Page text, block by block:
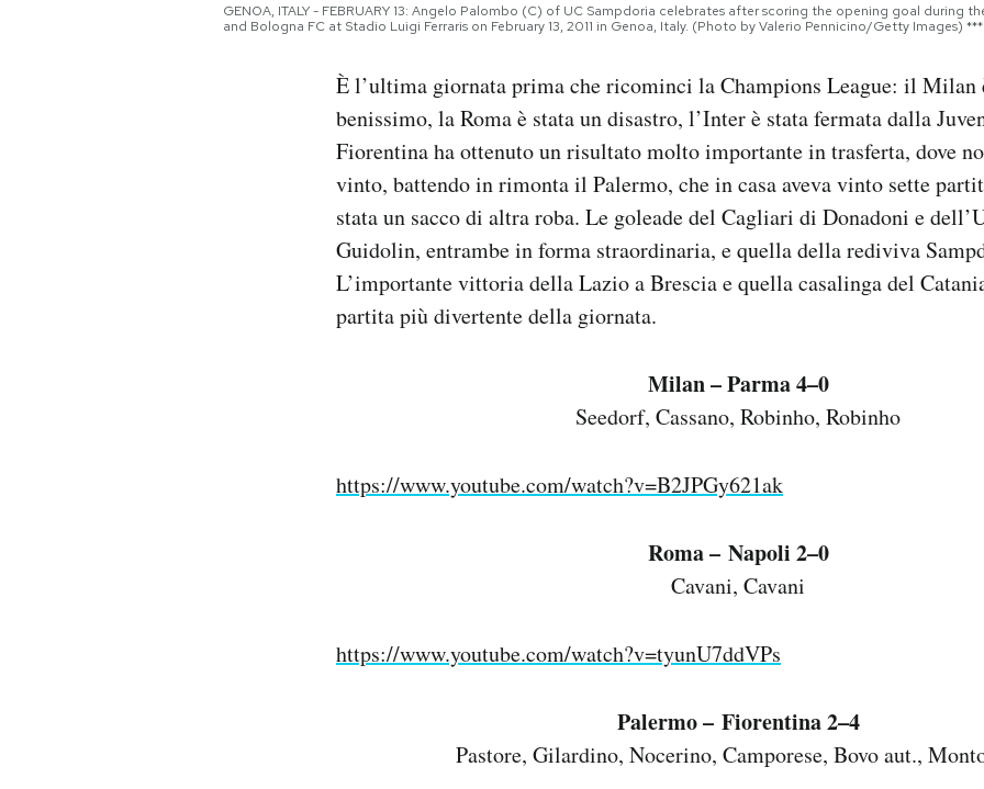
GENOA, ITALY - FEBRUARY 13: Angelo Palombo (C) of UC Sampdoria celebrates after scoring the opening goal during
and Bologna FC at Stadio Luigi Ferraris on February 13, 2011 in Genoa, Italy. (Photo by Valerio Pennicino/Getty Images)
È l’ultima giornata prima che ricominci la Champions League: il Milan
benissimo, la Roma è stata un disastro, l’Inter è stata fermata dalla
Fiorentina ha ottenuto un risultato molto importante in trasferta, dove
vinto, battendo in rimonta il Palermo, che in casa aveva vinto sette
stata un sacco di altra roba. Le goleade del Cagliari di Donadoni e
Guidolin, entrambe in forma straordinaria, e quella della rediviva
L’importante vittoria della Lazio a Brescia e quella casalinga del
partita più divertente della giornata.
Milan – Parma 4–0
Seedorf, Cassano, Robinho, Robinho
https://www.youtube.com/watch?v=B2JPGy621ak
Roma – Napoli 2–0
Cavani, Cavani
https://www.youtube.com/watch?v=tyunU7ddVPs
Palermo – Fiorentina 2–4
Pastore, Gilardino, Nocerino, Camporese, Bovo aut.,